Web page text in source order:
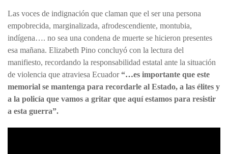
Las voces de indignación que claman que el ser una persona
empobrecida, marginalizada, afrodescendiente, montubia,
indígena…. no sea una condena de muerte se hicieron presentes
esa mañana. Elizabeth Pino concluyó con la lectura del
manifiesto, recordando la responsabilidad estatal ante la situación
de violencia que atraviesa Ecuador“…es importante que este
memorial se mantenga para recordarle al Estado, a las élites y
a la policía que vamos a gritar que aquí estamos para resistir
a esta guerra”.